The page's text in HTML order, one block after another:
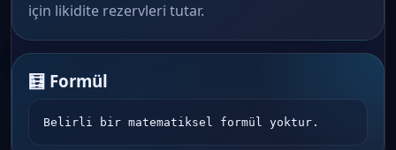
için likidite rezervleri tutar.
🧮 Formül
Belirli bir matematiksel formül yoktur.